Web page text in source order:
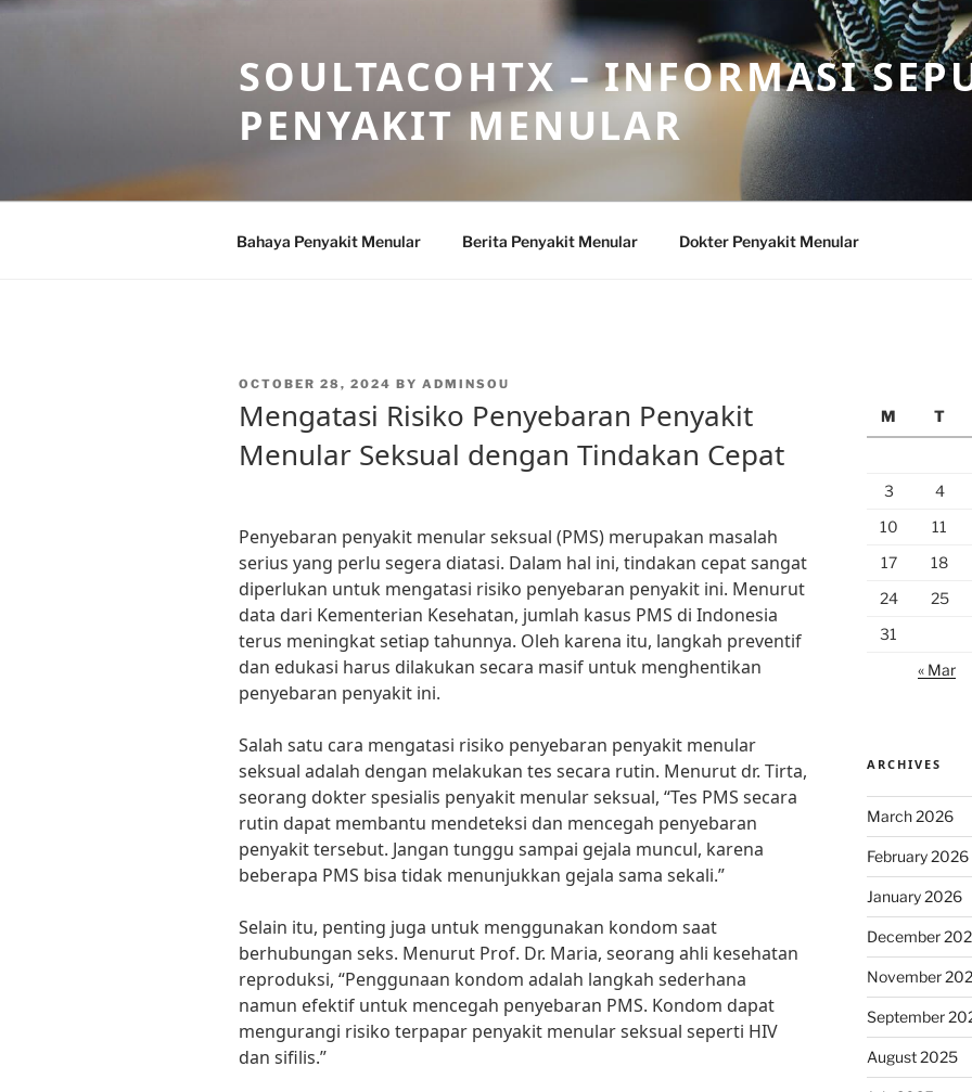
Skip
SOULTACOHTX – INFORMASI
PENYAKIT MENULAR
Bahaya Penyakit Menular Berita Penyakit Menular Dokter Penyakit Menular
POSTED
OCTOBER 28, 2024 BY ADMINSOU
Mengatasi Risiko Penyebaran Penyakit
Menular Seksual dengan Tindakan Cepat
Penyebaran penyakit menular seksual (PMS) merupakan masalah
serius yang perlu segera diatasi. Dalam hal ini, tindakan cepat sangat
diperlukan untuk mengatasi risiko penyebaran penyakit ini. Menurut
data dari Kementerian Kesehatan, jumlah kasus PMS di Indonesia
terus meningkat setiap tahunnya. Oleh karena itu, langkah preventif
dan edukasi harus dilakukan secara masif untuk menghentikan
penyebaran penyakit ini.
Salah satu cara mengatasi risiko penyebaran penyakit menular
seksual adalah dengan melakukan tes secara rutin. Menurut dr. Tirta,
seorang dokter spesialis penyakit menular seksual, “Tes PMS secara
rutin dapat membantu mendeteksi dan mencegah penyebaran
penyakit tersebut. Jangan tunggu sampai gejala muncul, karena
beberapa PMS bisa tidak menunjukkan gejala sama sekali.”
Selain itu, penting juga untuk menggunakan kondom saat
berhubungan seks. Menurut Prof. Dr. Maria, seorang ahli kesehatan
reproduksi, “Penggunaan kondom adalah langkah sederhana
namun efektif untuk mencegah penyebaran PMS. Kondom dapat
mengurangi risiko terpapar penyakit menular seksual seperti HIV
dan sifilis.”
M
T
3
4
10
11
17
18
24
25
31
« Mar
ARCHIVES
March 2026
February 2026
January 2026
December
November
September
August 2025